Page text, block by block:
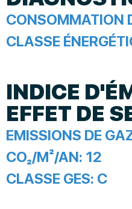
CONSOMMATION
CLASSE
INDICE
EFFET DE
EMISSIONS DE
CO₂/M²/AN: 12
CLASSE GES: C